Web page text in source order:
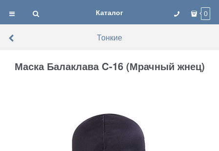
Каталог 0
Тонкие
Маска Балаклава C-16 (Мрачный жнец)